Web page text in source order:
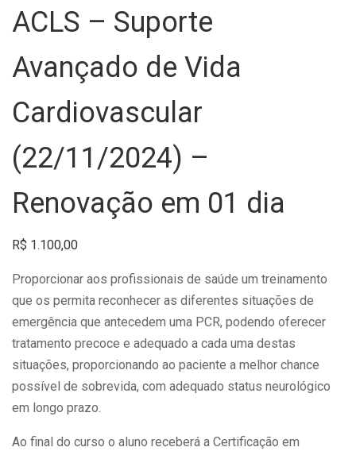
ACLS – Suporte
Avançado de Vida
Cardiovascular
(22/11/2024) –
Renovação em 01 dia
R$ 1.100,00
Proporcionar aos profissionais de saúde um treinamento
que os permita reconhecer as diferentes situações de
emergência que antecedem uma PCR, podendo oferecer
tratamento precoce e adequado a cada uma destas
situações, proporcionando ao paciente a melhor chance
possível de sobrevida, com adequado status neurológico
em longo prazo.
Ao final do curso o aluno receberá a Certificação em